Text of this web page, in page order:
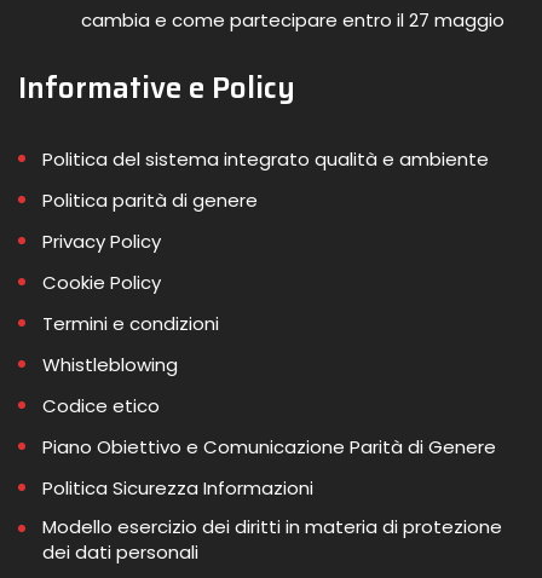
cambia e come partecipare entro il 27 maggio
Informative e Policy
Politica del sistema integrato qualità e ambiente
Politica parità di genere
Privacy Policy
Cookie Policy
Termini e condizioni
Whistleblowing
Codice etico
Piano Obiettivo e Comunicazione Parità di Genere
Politica Sicurezza Informazioni
Modello esercizio dei diritti in materia di protezione
dei dati personali